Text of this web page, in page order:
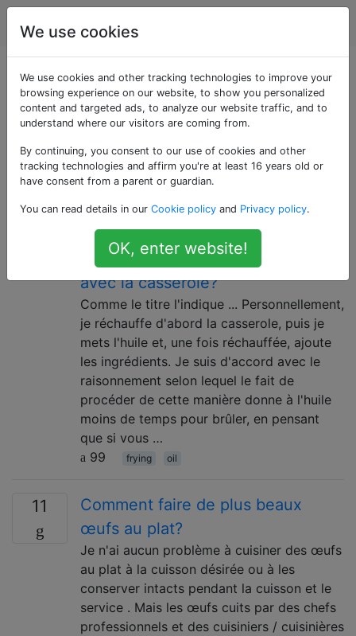
Cuisine
Questions marquées
«frying»
Une méthode de cuisson à chaleur directe utilisant de
l'huile, du beurre ou d'autres matières grasses.
14
Chauffez-vous d'abord la
casserole, puis ajoutez de l'huile?
Ou mettre l'huile dans et chauffer
avec la casserole?
Comme le titre l'indique ... Personnellement,
je réchauffe d'abord la casserole, puis je
mets l'huile et, une fois réchauffée, ajoute
les ingrédients. Je suis d'accord avec le
raisonnement selon lequel le fait de
procéder de cette manière donne à l'huile
moins de temps pour brûler, en pensant
que si vous …
99
frying oil
11
Comment faire de plus beaux
œufs au plat?
Je n'ai aucun problème à cuisiner des œufs
au plat à la cuisson désirée ou à les
conserver intacts pendant la cuisson et le
service . Mais les œufs cuits par des chefs
professionnels et des cuisiniers / cuisinières
We use cookies
We use cookies and other tracking technologies to improve your
browsing experience on our website, to show you personalized
content and targeted ads, to analyze our website traffic, and to
understand where our visitors are coming from.
By continuing, you consent to our use of cookies and other
tracking technologies and affirm you're at least 16 years old or
have consent from a parent or guardian.
You can read details in our Cookie policy and Privacy policy.
OK, enter website!